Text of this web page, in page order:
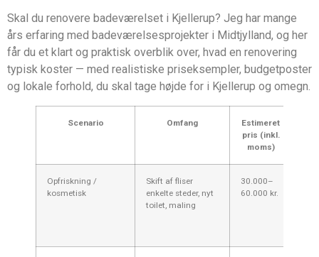
Skal du renovere badeværelset i Kjellerup? Jeg har mange
års erfaring med badeværelsesprojekter i Midtjylland, og her
får du et klart og praktisk overblik over, hvad en renovering
typisk koster — med realistiske priseksempler, budgetposter
og lokale forhold, du skal tage højde for i Kjellerup og omegn.
Scenario Omfang
Estimeret
pris (inkl.
moms)
Opfriskning /
kosmetisk
Skift af fliser
enkelte steder, nyt
toilet, maling
30.000–
60.000 kr.